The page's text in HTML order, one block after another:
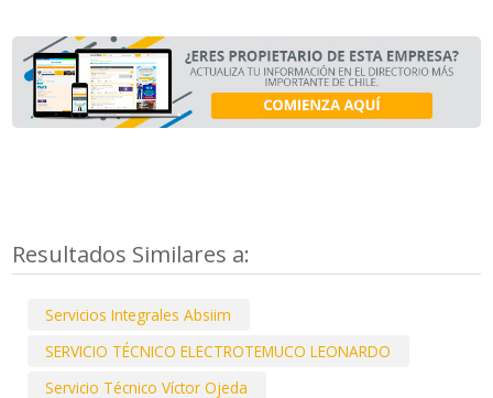
Resultados Similares a:
Servicios Integrales Absiim
SERVICIO TÉCNICO ELECTROTEMUCO LEONARDO
Servicio Técnico Víctor Ojeda